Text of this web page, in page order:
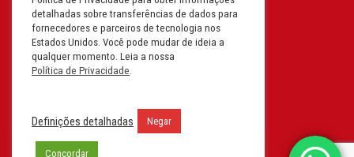
Tabuleiro do Martins – Maceió -
Alagoas
CEP. 57081-036 | CNPJ:
61.193.496/0014-76
Filial: Mavalerio, USA Inc.
11990 N Lakeridge Pkwy
detalhadas sobre transferências de dados para
fornecedores e parceiros de tecnologia nos
Estados Unidos. Você pode mudar de ideia a
qualquer momento. Leia a nossa
Política de Privacidade.
Definições detalhadas Negar
Concordar